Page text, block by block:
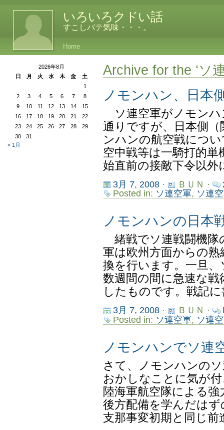
いろいろクドい話
すこしバテ気味・・・。
Home
Archive for the ‘ソ
ノモンハン、日本
ソ連空軍がノモンハ
通りですが、日本側
ンハンの航空戦につ
空中戦等は一騎打的
始直前の接敵下令以
3月 7, 2008· ＢＵＮ ·
Posted in: ソ連空軍, ソ連
ノモンハンの日本
緒戦でソ連戦闘機隊
軍は欧州方面からの
換を行います。一旦
数週間の間に急速な
したものです。戦記
3月 7, 2008· ＢＵＮ ·
Posted in: ソ連空軍, ソ連
ノモンハンでソ連
さて、ノモンハンの
おかしなことに気が
陸海軍航空隊による
後方配備を学んだは
支那事変初期と同じ
2026年8月
日
月 火 水 木 金
土
1
2
3 4 5 6 7
8
9
10 11 12 13 14
15
16
17 18 19 20 21
22
23
24 25 26 27 28
29
30
31
« 1月